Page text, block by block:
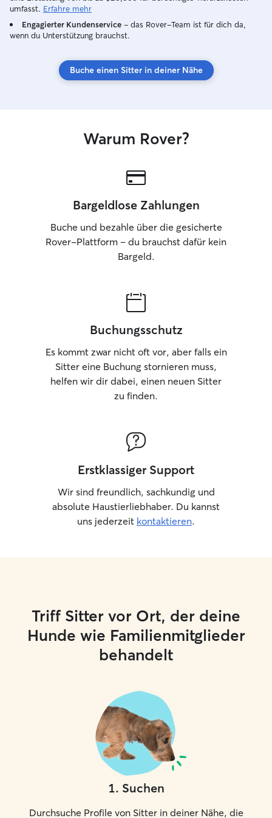
13 Uhr Wir wohnen in einem
Einfamilienhaus mit großem
eingezäunten Garten in Pützchen
Garten und dort zu spielen, wohnt
jedoch überwiegend bei meinen Eltern,
umfasst. Erfahre mehr
Engagierter Kundenservice – das Rover-Team ist für dich da,
wenn du Unterstützung brauchst.
Buche einen Sitter in deiner Nähe
Warum Rover?
Bargeldlose Zahlungen
Buche und bezahle über die gesicherte
Rover-Plattform – du brauchst dafür kein
Bargeld.
Buchungsschutz
Es kommt zwar nicht oft vor, aber falls ein
Sitter eine Buchung stornieren muss,
helfen wir dir dabei, einen neuen Sitter
zu finden.
Erstklassiger Support
Wir sind freundlich, sachkundig und
absolute Haustierliebhaber. Du kannst
uns jederzeit kontaktieren.
Triff Sitter vor Ort, der deine
Hunde wie Familienmitglieder
behandelt
1. Suchen
Durchsuche Profile von Sitter in deiner Nähe, die